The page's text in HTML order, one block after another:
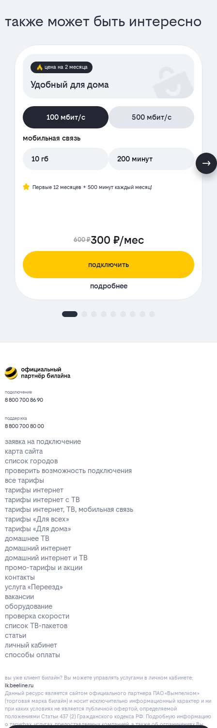
также может быть интересно
цена на 2 месяца
Удобный для дома
100 мбит/с 500 мбит/с
мобильная связь
10 гб 200 минут
Первые 12 месяцев + 500 минут каждый месяц!
600 ₽300 ₽/мес
подключить
подробнее
подключение
8 800 700 86 90
поддержка
8 800 700 80 00
заявка на подключение
карта сайта
список городов
проверить возможность подключения
все тарифы
тарифы интернет
тарифы интернет с ТВ
тарифы интернет, ТВ, мобильная связь
тарифы «Для всех»
тарифы «Для дома»
домашнее ТВ
домашний интернет
домашний интернет и ТВ
промо-тарифы и акции
контакты
услуга «Переезд»
вакансии
оборудование
проверка скорости
список ТВ-пакетов
статьи
личный кабинет
способы оплаты
вы уже клиент билайн? Вы можете управлять услугами в личнoм кaбинeтe:
lk.beeline.ru
Данный ресурс является сайтом официального партнера ПАО «Вымпелком»
(торговая марка билайн) и носит исключительно информационный характер и ни
при каких условиях не является публичной офертой, определяемой
положениями Статьи 437 (2) Гражданского кодекса РФ. Подробную информацию
о тарифах, услугах, предоставляемых компанией, а также об ограничениях Вы